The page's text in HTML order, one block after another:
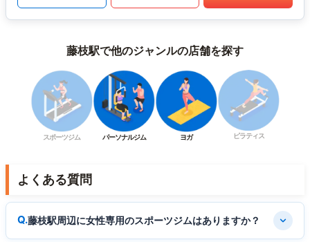
藤枝駅で他のジャンルの店舗を探す
スポーツジム パーソナルジム ヨガ ピラティス
よくある質問
藤枝駅周辺に女性専用のスポーツジムはありますか？